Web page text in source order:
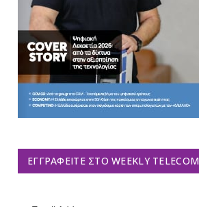
ΕΓΓΡΑΦΕΊΤΕ ΣΤΟ WEEKLY TELECOM